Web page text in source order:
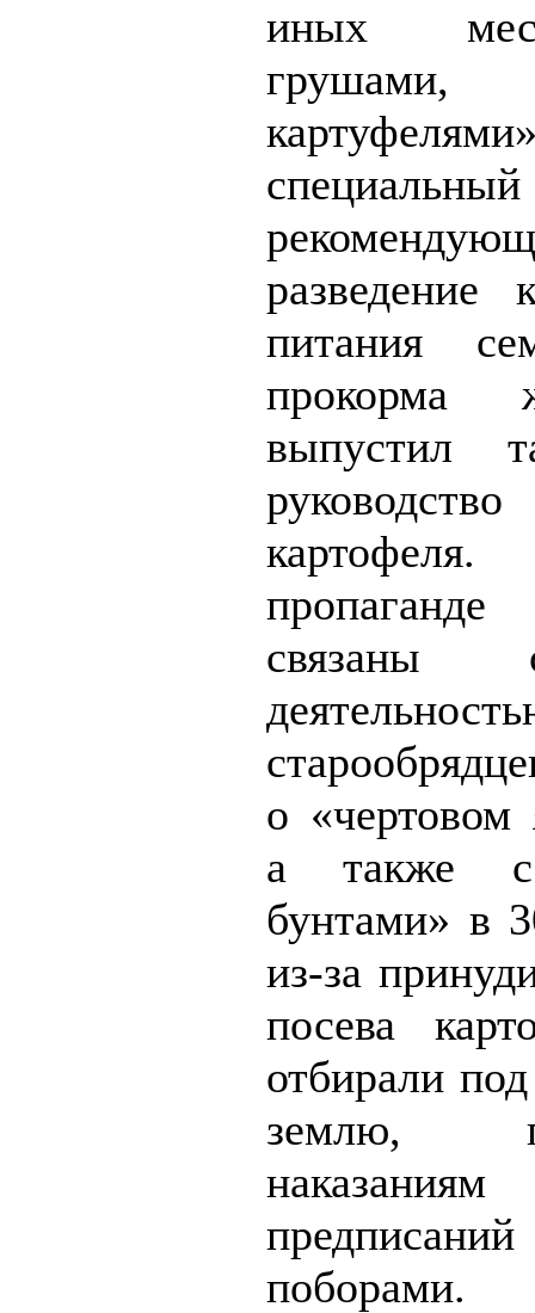
иных
грушами,
разведение
питания
прокорма
выпустил
связаны
о «чертовом
а также с
бунтами» в
из-за
посева
отбирали
землю,
поборами.